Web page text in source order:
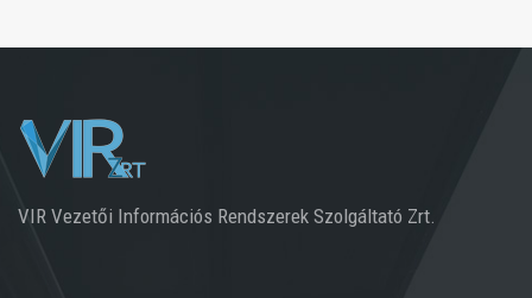
VIR Vezetői Információs Rendszerek Szolgáltató Zrt.